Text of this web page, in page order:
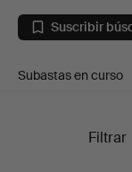
centro
en
Suscribir
Subastas en curso
Filtrar